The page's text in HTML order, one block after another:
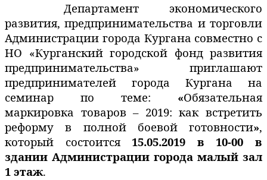
Департамент экономического
развития, предпринимательства и торговли
Администрации города Кургана совместно с
НО «Курганский городской фонд развития
предпринимательства» приглашают
предпринимателей города Кургана на
семинар по теме: «Обязательная
маркировка товаров – 2019: как встретить
реформу в полной боевой готовности»,
который состоится15.05.2019 в 10-00 в
здании Администрации города малый зал
1 этаж.